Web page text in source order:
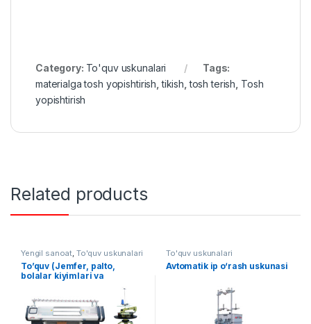
Category: To'quv uskunalari
Tags:
materialga tosh yopishtirish ,tikish ,tosh terish Tosh
yopishtirish
Related products
Yengil sanoat To'quv uskunalari
To’quv (Jemfer, palto,
bolalar kiyimlari va
To'quv uskunalari
Avtomatik ip o‘rash uskunasi